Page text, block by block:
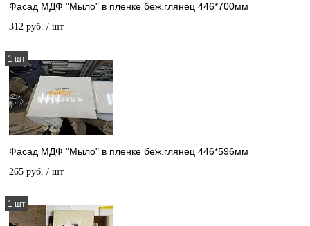
Фасад МДФ "Мыло" в пленке беж.глянец 446*700мм
312 руб. / шт
1 шт
Фасад МДФ "Мыло" в пленке беж.глянец 446*596мм
265 руб. / шт
1 шт